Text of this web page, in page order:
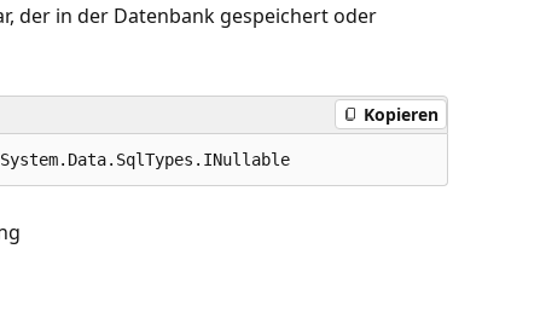
der in der Datenbank gespeichert oder
Kopieren